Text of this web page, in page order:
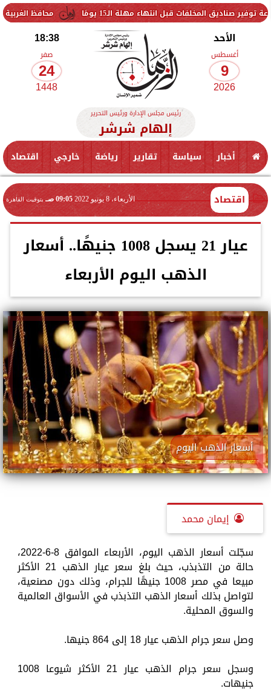
محافظ الغربية يتفقد حزمة قبل انتهاء مهلة الـ15 يومًا
الأحد
أغسطس
9
2026
18:38
صفر
24
1448
رئيس مجلس الإدارة ورئيس التحرير
إلهام شرشر
أخبار سياسة تقارير رياضة خارجي اقتصاد
اقتصاد الأربعاء، 8 يونيو 2022 09:05 صـ بتوقيت القاهرة
عيار 21 يسجل 1008 جنيهًا.. أسعار
الذهب اليوم الأربعاء
أسعار الذهب اليوم
إيمان محمد
سجّلت أسعار الذهب اليوم، الأربعاء الموافق 8-6-2022،
حالة من التذبذب، حيث بلغ سعر عيار الذهب 21 الأكثر
مبيعا في مصر 1008 جنيهًا للجرام، وذلك دون مصنعية،
لتواصل بذلك أسعار الذهب التذبذب في الأسواق العالمية
والسوق المحلية.
وصل سعر جرام الذهب عيار 18 إلى 864 جنيها.
وسجل سعر جرام الذهب عيار 21 الأكثر شيوعا 1008
جنيهات.